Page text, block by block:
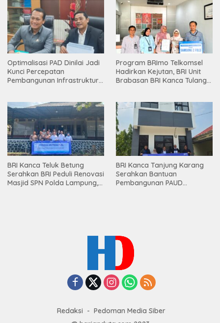
Optimalisasi PAD Dinilai Jadi
Kunci Percepatan
Pembangunan Infrastruktur
Program BRImo Telkomsel
Hadirkan Kejutan, BRI Unit
Brabasan BRI Kanca Tulang
Mesuji
BRI Kanca Teluk Betung
Serahkan BRI Peduli Renovasi
Masjid SPN Polda Lampung,
BRI Kanca Tanjung Karang
Serahkan Bantuan
Pembangunan PAUD
Redaksi
Pedoman Media Siber